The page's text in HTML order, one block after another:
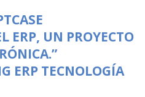
ERP, UN PROYECTO
ERP TECNOLOGÍA